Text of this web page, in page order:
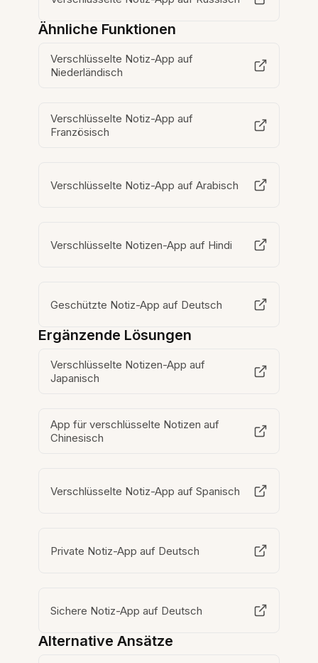
Ähnliche Funktionen
Verschlüsselte Notiz-App auf
Niederländisch
Verschlüsselte Notiz-App auf
Französisch
Verschlüsselte Notiz-App auf Arabisch
Verschlüsselte Notizen-App auf Hindi
Geschützte Notiz-App auf Deutsch
Ergänzende Lösungen
Verschlüsselte Notizen-App auf
Japanisch
App für verschlüsselte Notizen auf
Chinesisch
Verschlüsselte Notiz-App auf Spanisch
Private Notiz-App auf Deutsch
Sichere Notiz-App auf Deutsch
Alternative Ansätze